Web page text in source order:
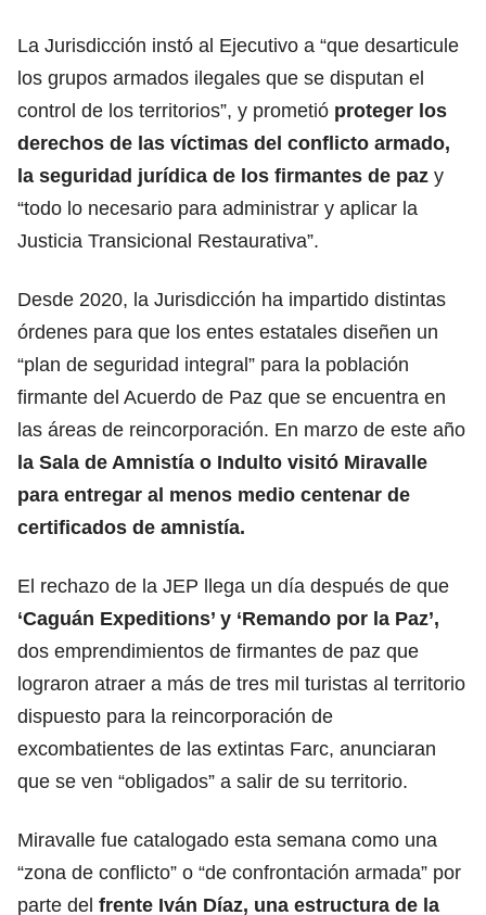
La Jurisdicción instó al Ejecutivo a “que desarticule
los grupos armados ilegales que se disputan el
control de los territorios”, y prometió proteger los
derechos de las víctimas del conflicto armado,
la seguridad jurídica de los firmantes de paz y
“todo lo necesario para administrar y aplicar la
Justicia Transicional Restaurativa”.
Desde 2020, la Jurisdicción ha impartido distintas
órdenes para que los entes estatales diseñen un
“plan de seguridad integral” para la población
firmante del Acuerdo de Paz que se encuentra en
las áreas de reincorporación. En marzo de este año
la Sala de Amnistía o Indulto visitó Miravalle
para entregar al menos medio centenar de
certificados de amnistía.
El rechazo de la JEP llega un día después de que
‘Caguán Expeditions’ y ‘Remando por la Paz’,
dos emprendimientos de firmantes de paz que
lograron atraer a más de tres mil turistas al territorio
dispuesto para la reincorporación de
excombatientes de las extintas Farc, anunciaran
que se ven “obligados” a salir de su territorio.
Miravalle fue catalogado esta semana como una
“zona de conflicto” o “de confrontación armada” por
parte del frente Iván Díaz, una estructura de la